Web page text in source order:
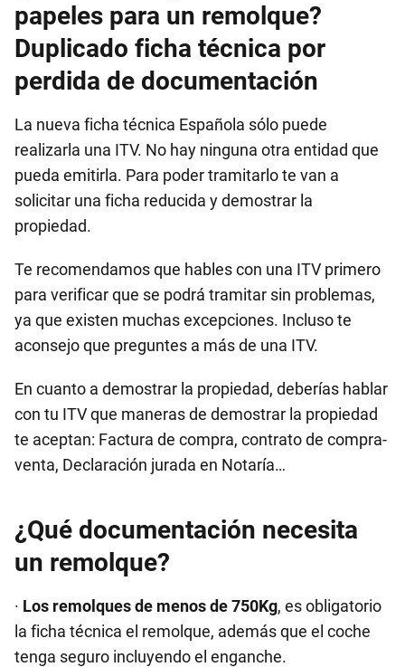
papeles para un remolque?
Duplicado ficha técnica por
perdida de documentación
La nueva ficha técnica Española sólo puede
realizarla una ITV. No hay ninguna otra entidad que
pueda emitirla. Para poder tramitarlo te van a
solicitar una ficha reducida y demostrar la
propiedad.
Te recomendamos que hables con una ITV primero
para verificar que se podrá tramitar sin problemas,
ya que existen muchas excepciones. Incluso te
aconsejo que preguntes a más de una ITV.
En cuanto a demostrar la propiedad, deberías hablar
con tu ITV que maneras de demostrar la propiedad
te aceptan: Factura de compra, contrato de compra-
venta, Declaración jurada en Notaría…
¿Qué documentación necesita
un remolque?
· Los remolques de menos de 750Kg, es obligatorio
la ficha técnica el remolque, además que el coche
tenga seguro incluyendo el enganche.